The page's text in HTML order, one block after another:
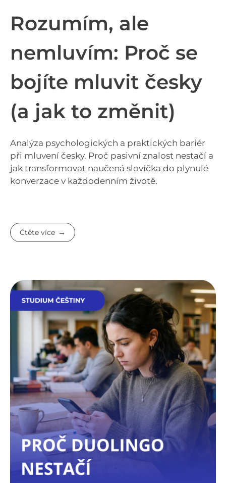
Rozumím, ale
nemluvím: Proč se
bojíte mluvit česky
(a jak to změnit)
Analýza psychologických a praktických bariér
při mluvení česky. Proč pasivní znalost nestačí a
jak transformovat naučená slovíčka do plynulé
konverzace v každodenním životě.
Čtěte více